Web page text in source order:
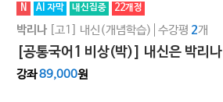
N AI 자막 내신집중 22개정
박리나 [고1] 내신(개념학습) 수강평 2개
[공통국어1 비상(박)] 내신은 박리나
강좌89,000원